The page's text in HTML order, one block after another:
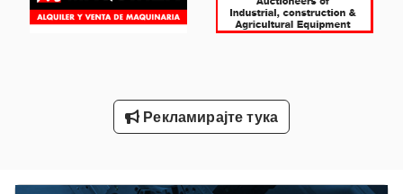
Вклучување Господар Профит 2
Рекламирајте тука